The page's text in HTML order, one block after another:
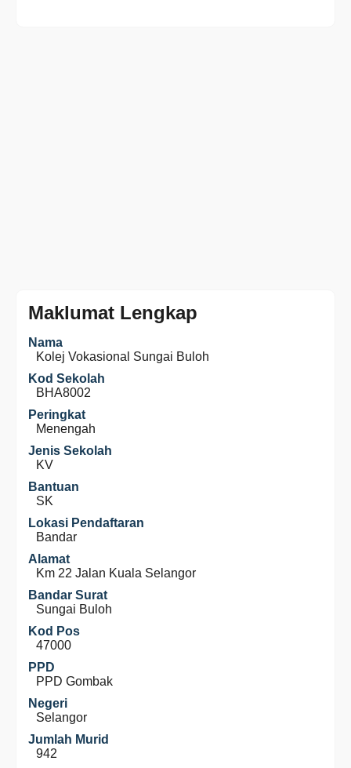
Maklumat Lengkap
Nama
Kolej Vokasional Sungai Buloh
Kod Sekolah
BHA8002
Peringkat
Menengah
Jenis Sekolah
KV
Bantuan
SK
Lokasi Pendaftaran
Bandar
Alamat
Km 22 Jalan Kuala Selangor
Bandar Surat
Sungai Buloh
Kod Pos
47000
PPD
PPD Gombak
Negeri
Selangor
Jumlah Murid
942